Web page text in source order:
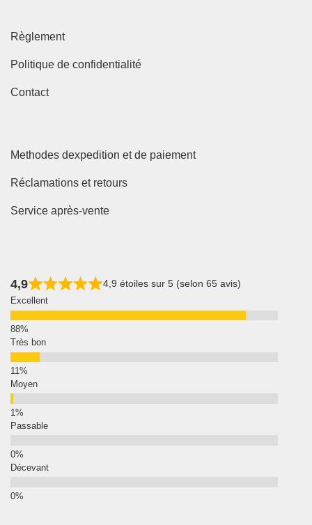
Règlement
Politique de confidentialité
Contact
Methodes dexpedition et de paiement
Réclamations et retours
Service après-vente
4,9 4,9 étoiles sur 5 (selon 65 avis)
Excellent
Très bon
Moyen
Passable
Décevant